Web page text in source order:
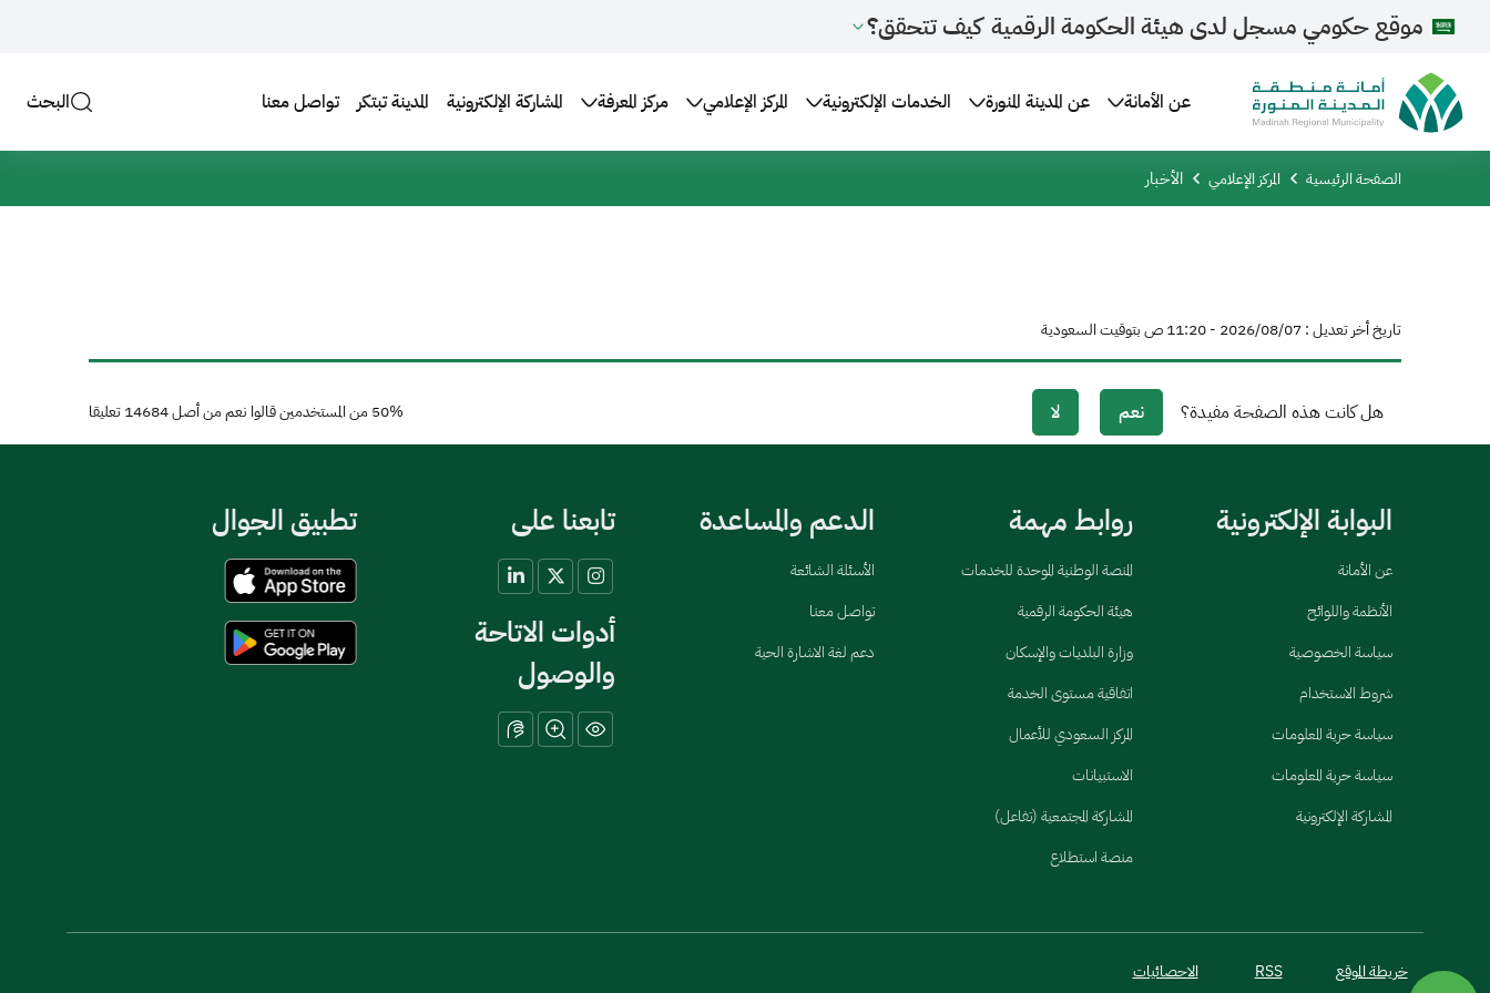
موقع حكومي مسجل لدى هيئة الحكومة الرقمية كيف تتحقق؟
عن الأمانة عن المدينة المنورة الخدمات الإلكترونية المركز الإعلامي مركز المعرفة المشاركة الإلكترونية المدينة تبتكر تواصل معنا البحث
الصفحة الرئيسية المركز الإعلامي الأخبار
تاريخ أخر تعديل : 07‏/08‏/2026 - 11:20 ص بتوقيت السعودية
هل كانت هذه الصفحة مفيدة؟ نعم لا 50%من المستخدمين قالوا نعم من أصل14684تعليقا
البوابة الإلكترونية
عن الأمانة
الأنظمة واللوائح
سياسة الخصوصية
شروط الاستخدام
سياسة حرية المعلومات
سياسة حرية المعلومات
المشاركة الإلكترونية
روابط مهمة
المنصة الوطنية الموحدة للخدمات
هيئة الحكومة الرقمية
وزارة البلديات والإسكان
اتفاقية مستوى الخدمة
المركز السعودي للأعمال
الاستبيانات
المشاركة المجتمعية (تفاعل)
منصة استطلاع
الدعم والمساعدة
الأسئلة الشائعة
تواصل معنا
دعم لغة الاشارة الحية
تابعنا على
أدوات الاتاحة
والوصول
تطبيق الجوال
خريطة الموقع RSS الاحصائيات